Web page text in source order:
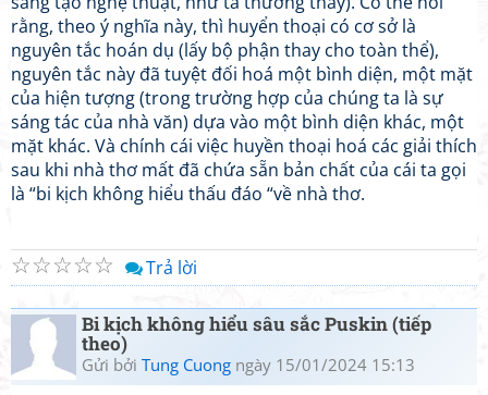
rằng, theo ý nghĩa này, thì huyển thoại có cơ sở là
nguyên tắc hoán dụ (lấy bộ phận thay cho toàn thể),
nguyên tắc này đã tuyệt đối hoá một bình diện, một mặt
của hiện tượng (trong trường hợp của chúng ta là sự
sáng tác của nhà văn) dựa vào một bình diện khác, một
mặt khác. Và chính cái việc huyền thoại hoá các giải thích
sau khi nhà thơ mất đã chứa sẵn bản chất của cái ta gọi
là “bi kịch không hiểu thấu đáo “về nhà thơ.
☆
☆
☆
☆
☆ Trả lời
Bi kịch không hiểu sâu sắc Puskin (tiếp
theo)
Gửi bởi Tung Cuong ngày 15/01/2024 15:13